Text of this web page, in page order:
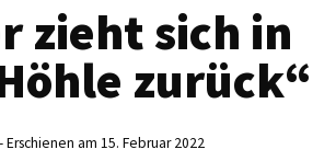
zieht sich in
zurück“
am 15. Februar 2022